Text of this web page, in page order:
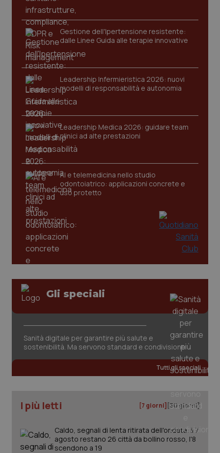
Gestione dell'Ipertensione resistente:
dalle Linee Guida alle terapie innovative
Leadership Infermieristica 2026: nuovi
modelli di responsabilità e autonomia
Leadership Medica 2026: guidare team
clinici ad alte prestazioni
AI e telemedicina nello studio
odontoiatrico: applicazioni concrete e
uso protetto
Gli speciali
Sanità digitale per garantire più salute e
sostenibilità. Ma servono standard e condivisione
Tutti gli speciali
I più letti [7 giorni] [30 giorni]
Caldo, segnali di lenta ritirata dell'ondata: il 7
agosto restano 26 città da bollino rosso, l'8
scendono a 19
tracking-sites-ironfish-
tracking-enable
tracking-sites-ironfish-
session-id
www.quotidianosanita.it
.quotidianosanita.it